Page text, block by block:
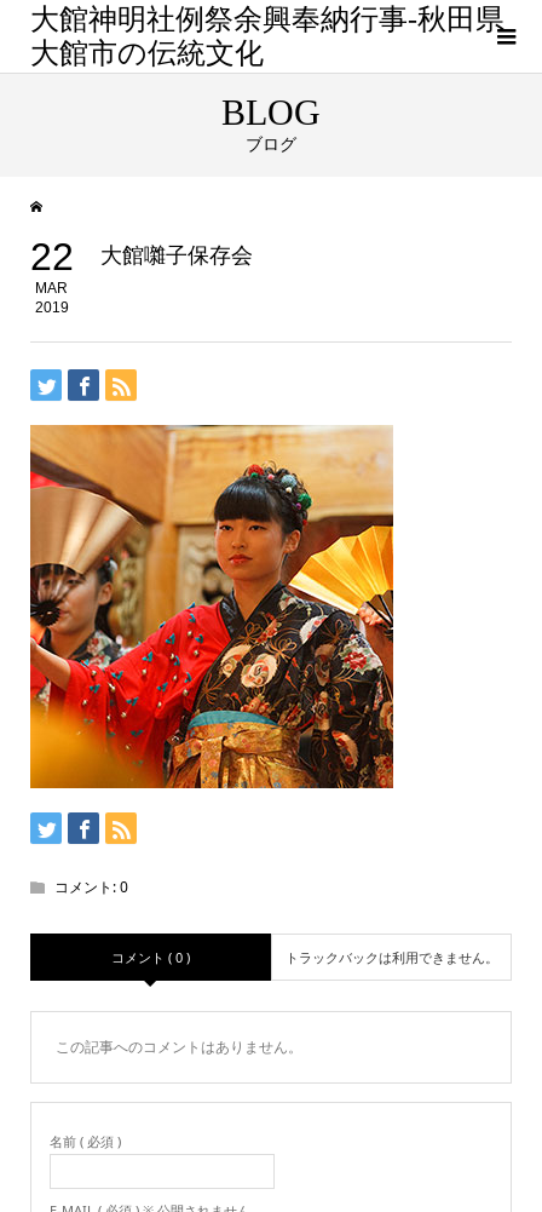
大館神明社例祭余興奉納行事-秋田県
大館市の伝統文化
BLOG
ブログ
22
MAR
2019
大館囃子保存会
コメント:0
コメント ( 0 ) トラックバックは利用できません。
この記事へのコメントはありません。
名前 ( 必須 )